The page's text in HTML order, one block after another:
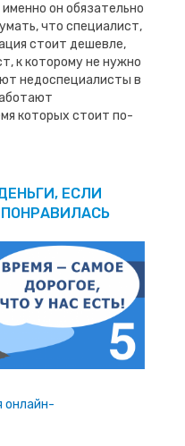
он обязательно
что специалист,
стоит дешевле,
к которому не нужно
недоспециалисты в
которых стоит по-
ЕСЛИ
онлайн-